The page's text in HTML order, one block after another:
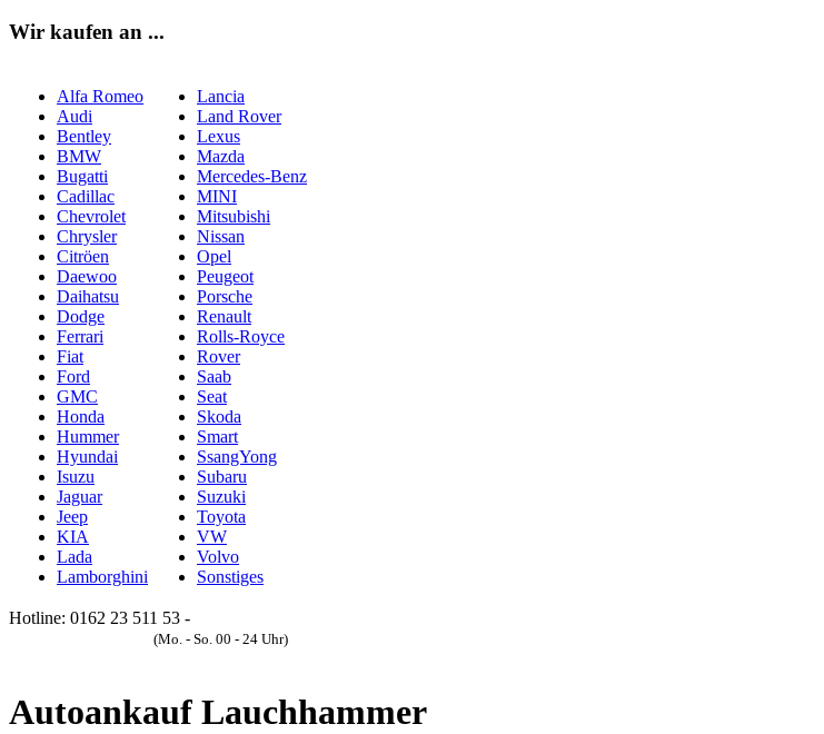
Wir kaufen an ...
Alfa Romeo
Audi
Bentley
BMW
Bugatti
Cadillac
Chevrolet
Chrysler
Citröen
Daewoo
Daihatsu
Dodge
Ferrari
Fiat
Ford
GMC
Honda
Hummer
Hyundai
Isuzu
Jaguar
Jeep
KIA
Lada
Lamborghini
Lancia
Land Rover
Lexus
Mazda
Mercedes-Benz
MINI
Mitsubishi
Nissan
Opel
Peugeot
Porsche
Renault
Rolls-Royce
Rover
Saab
Seat
Skoda
Smart
SsangYong
Subaru
Suzuki
Toyota
VW
Volvo
Sonstiges
Hotline: 0162 23 511 53 -
(Mo. - So. 00 - 24 Uhr)
Autoankauf Lauchhammer